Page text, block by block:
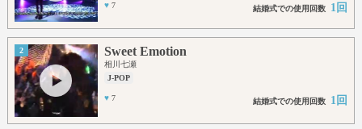
♥ 7 結婚式での使用回数 1回
2 Sweet Emotion
相川七瀬
J-POP
♥ 7 結婚式での使用回数 1回